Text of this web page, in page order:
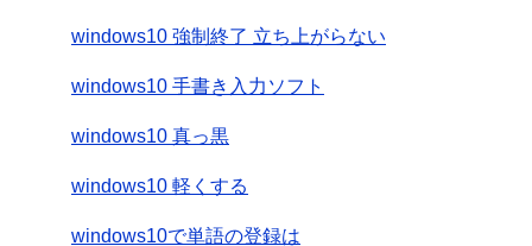
windows10 強制終了 立ち上がらない
windows10 手書き入力ソフト
windows10 真っ黒
windows10 軽くする
windows10で単語の登録は